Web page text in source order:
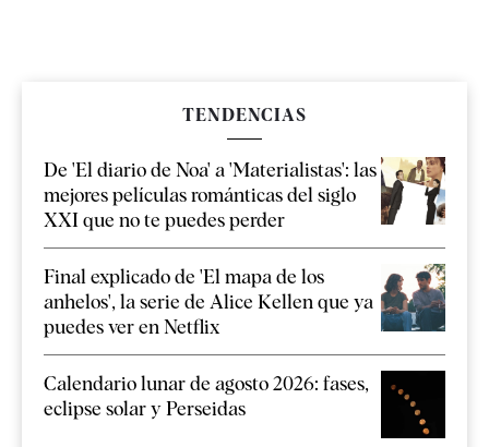
TENDENCIAS
De 'El diario de Noa' a 'Materialistas': las
mejores películas románticas del siglo
XXI que no te puedes perder
Final explicado de 'El mapa de los
anhelos', la serie de Alice Kellen que ya
puedes ver en Netflix
Calendario lunar de agosto 2026: fases,
eclipse solar y Perseidas